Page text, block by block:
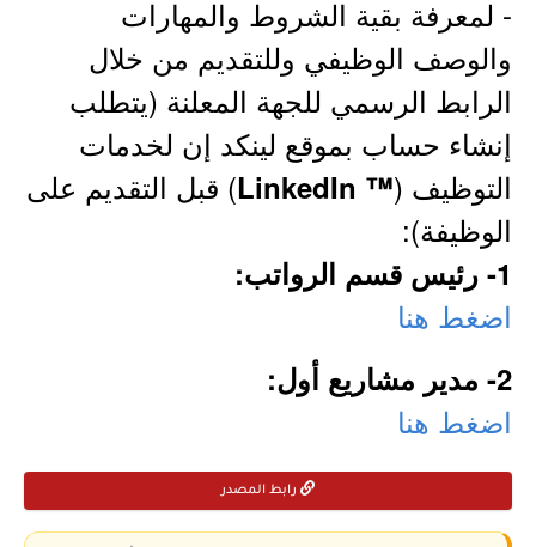
- لمعرفة بقية الشروط والمهارات
والوصف الوظيفي وللتقديم من خلال
الرابط الرسمي للجهة المعلنة (يتطلب
إنشاء حساب بموقع لينكد إن لخدمات
التوظيف (™ LinkedIn
) قبل التقديم على
الوظيفة):
1- رئيس قسم الرواتب:
اضغط هنا
2- مدير مشاريع أول:
اضغط هنا
رابط المصدر